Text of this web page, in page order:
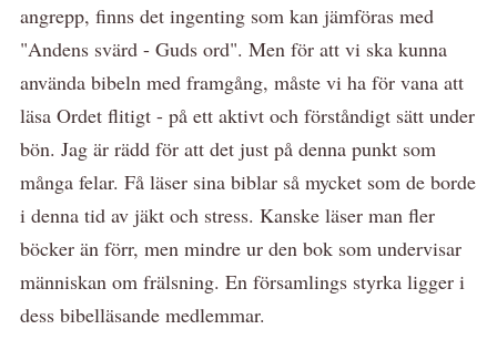
angrepp, finns det ingenting som kan jämföras med
"Andens svärd - Guds ord". Men för att vi ska kunna
använda bibeln med framgång, måste vi ha för vana att
läsa Ordet flitigt - på ett aktivt och förståndigt sätt under
bön. Jag är rädd för att det just på denna punkt som
många felar. Få läser sina biblar så mycket som de borde
i denna tid av jäkt och stress. Kanske läser man fler
böcker än förr, men mindre ur den bok som undervisar
människan om frälsning. En församlings styrka ligger i
dess bibelläsande medlemmar.